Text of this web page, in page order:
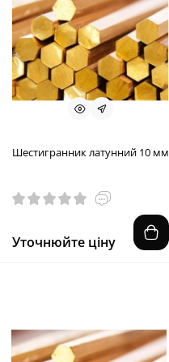
Шестигранник латунний 10 мм
Уточнюйте ціну